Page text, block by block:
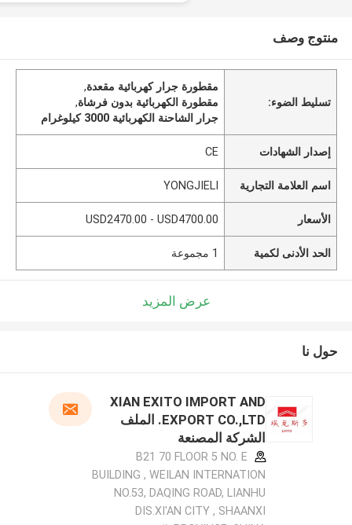
منتوج وصف
تسليط الضوء:
مقطورة جرار كهربائية مقعدة,
مقطورة الكهربائية بدون فرشاة,
جرار الشاحنة الكهربائية 3000 كيلوغرام
إصدار الشهادات CE
اسم العلامة التجارية YONGJIELI
الأسعار USD2470.00 - USD4700.00
الحد الأدنى لكمية 1 مجموعة
عرض المزيد
حول نا
XIAN EXITO IMPORT AND
EXPORT CO.,LTD. الملف
الشركة المصنعة
B21 70 FLOOR 5 NO. E
BUILDING , WEILAN INTERNATION
NO.53, DAQING ROAD, LIANHU
DIS.XI'AN CITY , SHAANXI